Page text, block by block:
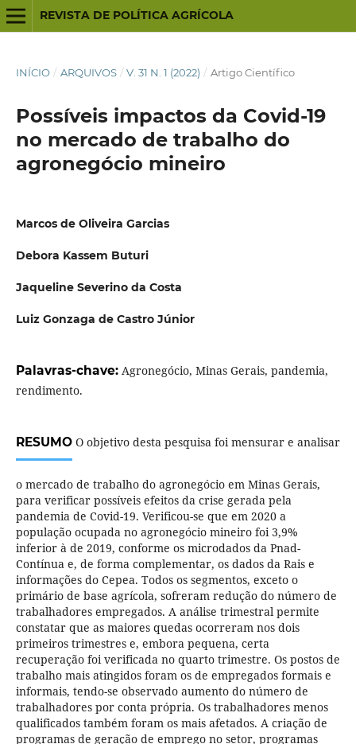
REVISTA DE POLÍTICA AGRÍCOLA
INÍCIO / ARQUIVOS / V. 31 N. 1 (2022) / Artigo Científico
Possíveis impactos da Covid-19
no mercado de trabalho do
agronegócio mineiro
Marcos de Oliveira Garcias
Debora Kassem Buturi
Jaqueline Severino da Costa
Luiz Gonzaga de Castro Júnior
Palavras-chave: Agronegócio, Minas Gerais, pandemia,
rendimento.
RESUMOO objetivo desta pesquisa foi mensurar e analisar
o mercado de trabalho do agronegócio em Minas Gerais,
para verificar possíveis efeitos da crise gerada pela
pandemia de Covid-19. Verificou-se que em 2020 a
população ocupada no agronegócio mineiro foi 3,9%
inferior à de 2019, conforme os microdados da Pnad-
Contínua e, de forma complementar, os dados da Rais e
informações do Cepea. Todos os segmentos, exceto o
primário de base agrícola, sofreram redução do número de
trabalhadores empregados. A análise trimestral permite
constatar que as maiores quedas ocorreram nos dois
primeiros trimestres e, embora pequena, certa
recuperação foi verificada no quarto trimestre. Os postos de
trabalho mais atingidos foram os de empregados formais e
informais, tendo-se observado aumento do número de
trabalhadores por conta própria. Os trabalhadores menos
qualificados também foram os mais afetados. A criação de
programas de geração de emprego no setor, programas